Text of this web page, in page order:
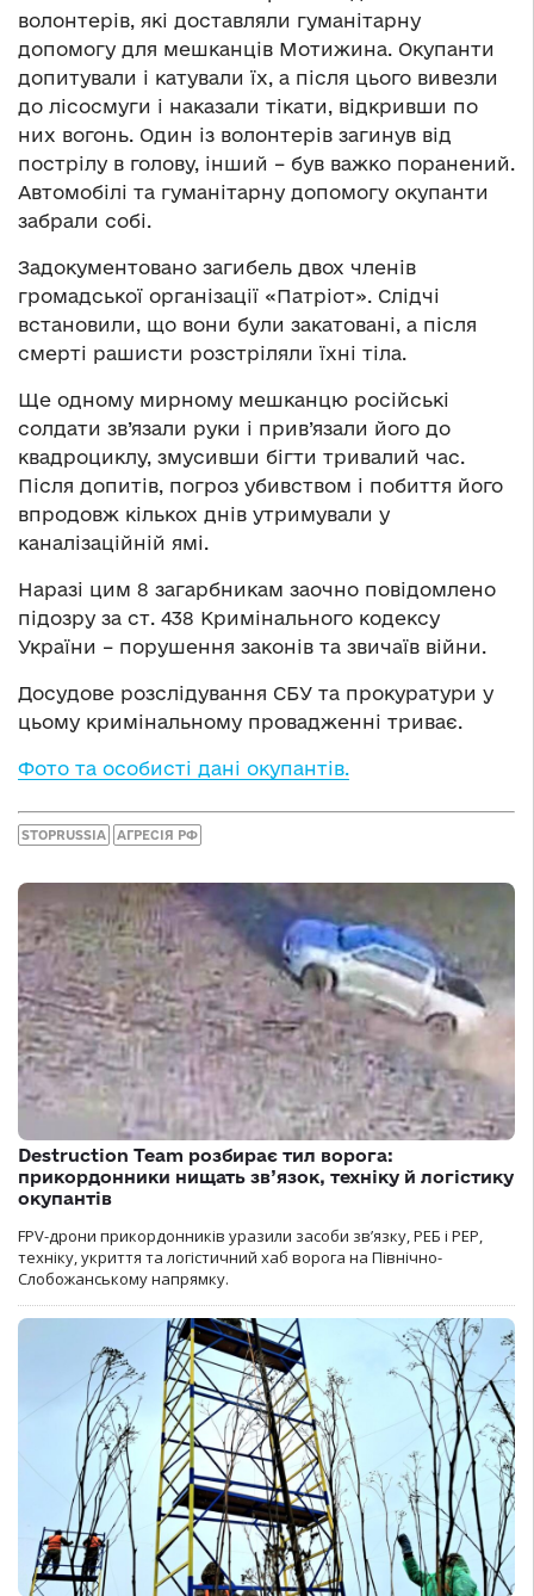
волонтерів, які доставляли гуманітарну
допомогу для мешканців Мотижина. Окупанти
допитували і катували їх, а після цього вивезли
до лісосмуги і наказали тікати, відкривши по
них вогонь. Один із волонтерів загинув від
пострілу в голову, інший – був важко поранений.
Автомобілі та гуманітарну допомогу окупанти
забрали собі.
Задокументовано загибель двох членів
громадської організації «Патріот». Слідчі
встановили, що вони були закатовані, а після
смерті рашисти розстріляли їхні тіла.
Ще одному мирному мешканцю російські
солдати зв’язали руки і прив’язали його до
квадроциклу, змусивши бігти тривалий час.
Після допитів, погроз убивством і побиття його
впродовж кількох днів утримували у
каналізаційній ямі.
Наразі цим 8 загарбникам заочно повідомлено
підозру за ст. 438 Кримінального кодексу
України – порушення законів та звичаїв війни.
Досудове розслідування СБУ та прокуратури у
цьому кримінальному провадженні триває.
Фото та особисті дані окупантів.
STOPRUSSIA АГРЕСІЯ РФ
Destruction Team розбирає тил ворога:
прикордонники нищать зв’язок, техніку й логістику
окупантів
FPV-дрони прикордонників уразили засоби зв’язку, РЕБ і РЕР,
техніку, укриття та логістичний хаб ворога на Північно-
Слобожанському напрямку.